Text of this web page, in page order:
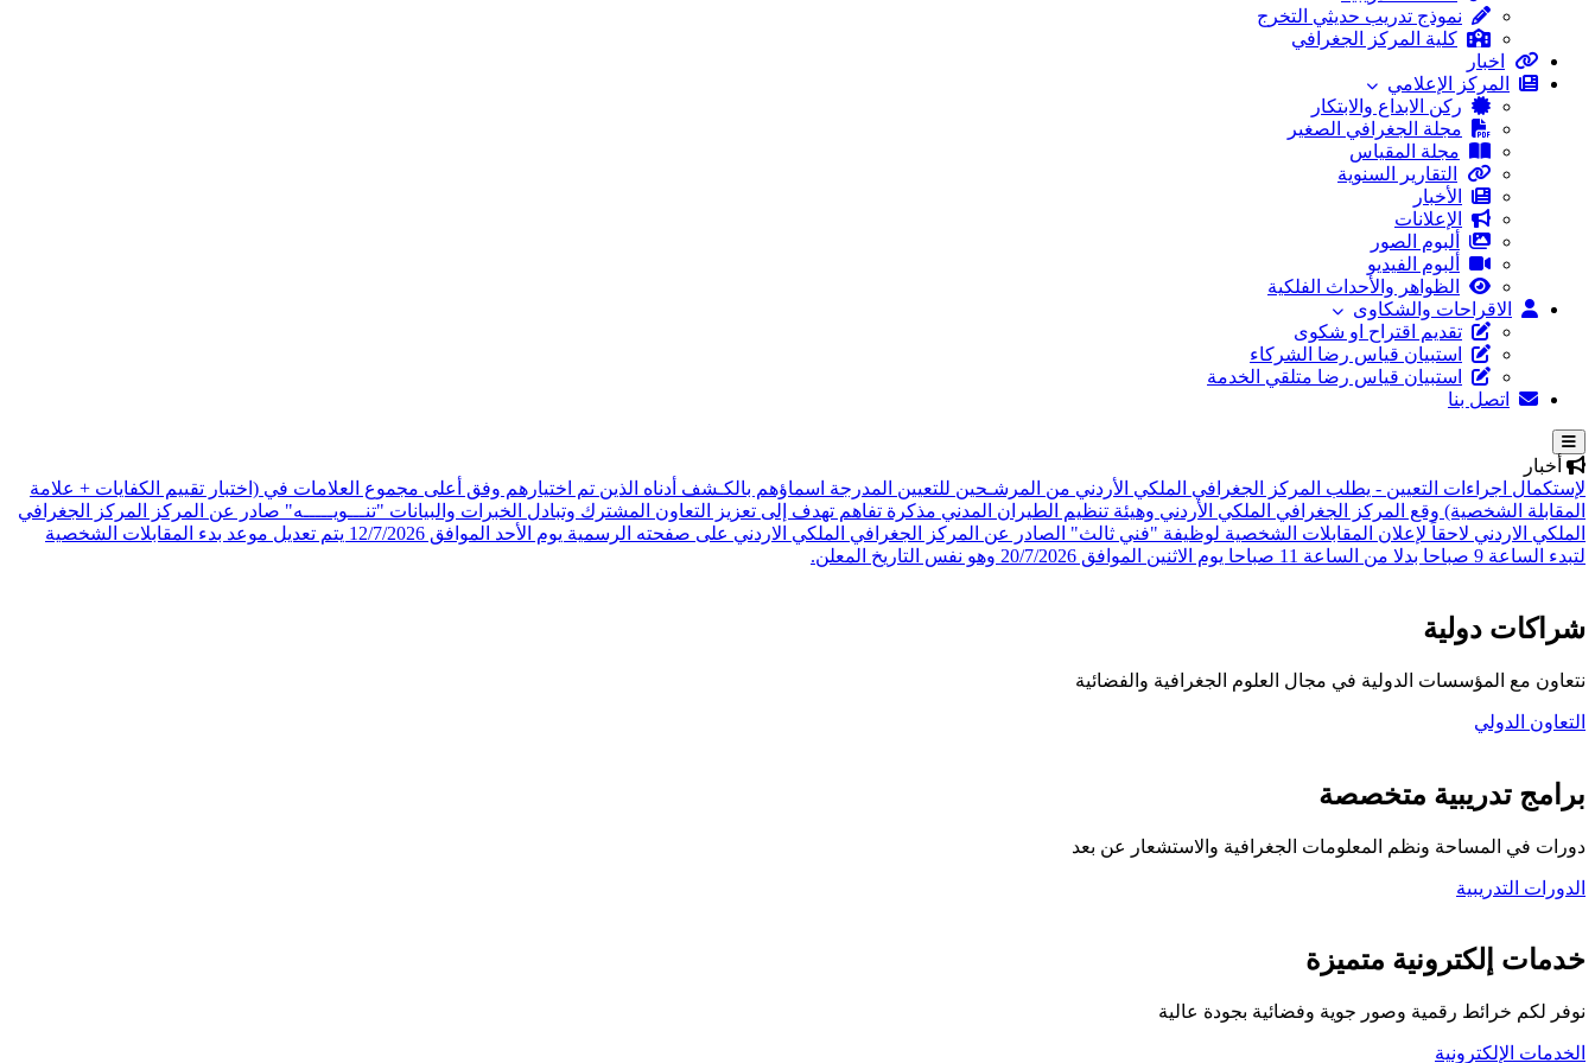
نموذج تدريب حديثي التخرج
كلية المركز الجغرافي
اخبار
المركز الإعلامي
ركن الابداع والابتكار
مجلة الجغرافي الصغير
مجلة المقياس
التقارير السنوية
الأخبار
الإعلانات
ألبوم الصور
ألبوم الفيديو
الظواهر والأحداث الفلكية
الاقراحات والشكاوى
تقديم اقتراح او شكوى
استبيان قياس رضا الشركاء
استبيان قياس رضا متلقي الخدمة
اتصل بنا
أخبار
لإستكمال اجراءات التعيين - يطلب المركز الجغرافي الملكي الأردني من المرشـحين للتعيين المدرجة اسماؤهم بالكـشف أدناه الذين تم اختيارهم وفق أعلى مجموع العلامات في (اختبار تقييم الكفايات + علامة
المقابلة الشخصية) وقع المركز الجغرافي الملكي الأردني وهيئة تنظيم الطيران المدني مذكرة تفاهم تهدف إلى تعزيز التعاون المشترك وتبادل الخبرات والبيانات "تنـــويـــــه" صادر عن المركز المركز الجغرافي
الملكي الاردني لاحقاً لإعلان المقابلات الشخصية لوظيفة "فني ثالث" الصادر عن المركز الجغرافي الملكي الاردني على صفحته الرسمية يوم الأحد الموافق 12/7/2026 يتم تعديل موعد بدء المقابلات الشخصية
لتبدء الساعة 9 صباحا بدلا من الساعة 11 صباحا يوم الاثنين الموافق 20/7/2026 وهو نفس التاريخ المعلن.
شراكات دولية
نتعاون مع المؤسسات الدولية في مجال العلوم الجغرافية والفضائية
التعاون الدولي
برامج تدريبية متخصصة
دورات في المساحة ونظم المعلومات الجغرافية والاستشعار عن بعد
الدورات التدريبية
خدمات إلكترونية متميزة
نوفر لكم خرائط رقمية وصور جوية وفضائية بجودة عالية
الخدمات الإلكترونية